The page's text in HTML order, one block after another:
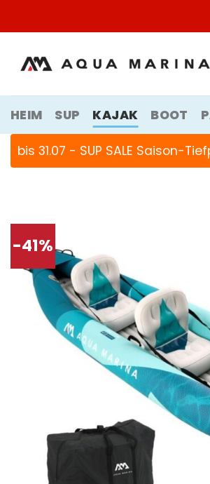
Inhalt
HEIM SUP KAJAK BOOT
bis 31.07 - SUP SALE Saison-
-41%